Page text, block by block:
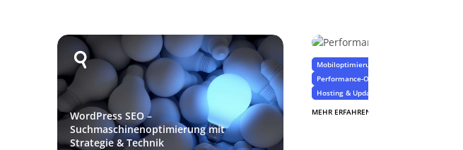
WordPress SEO –
Suchmaschinenoptimierung mit
Strategie & Technik
Mobiloptimierung & Usability
Performance-Optimierung & Ladezeiten
Hosting & Updates, BackUps &
MEHR ERFAHREN